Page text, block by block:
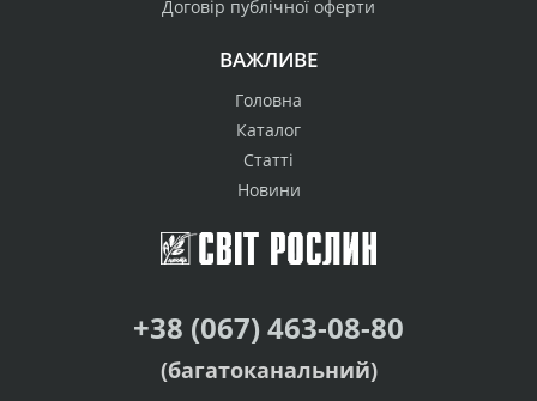
Договір публічної оферти
ВАЖЛИВЕ
Головна
Каталог
Статті
Новини
+38 (067) 463-08-80
(багатоканальний)